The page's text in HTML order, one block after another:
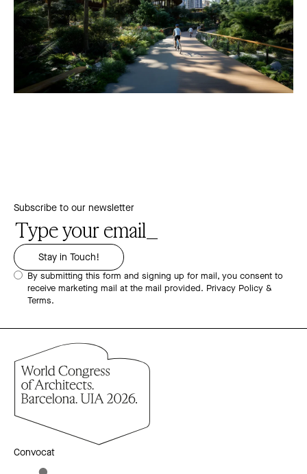
Subscribe to our newsletter
By submitting this form and signing up for mail, you consent to
receive marketing mail at the mail provided. Privacy Policy &
Terms.
Convocat